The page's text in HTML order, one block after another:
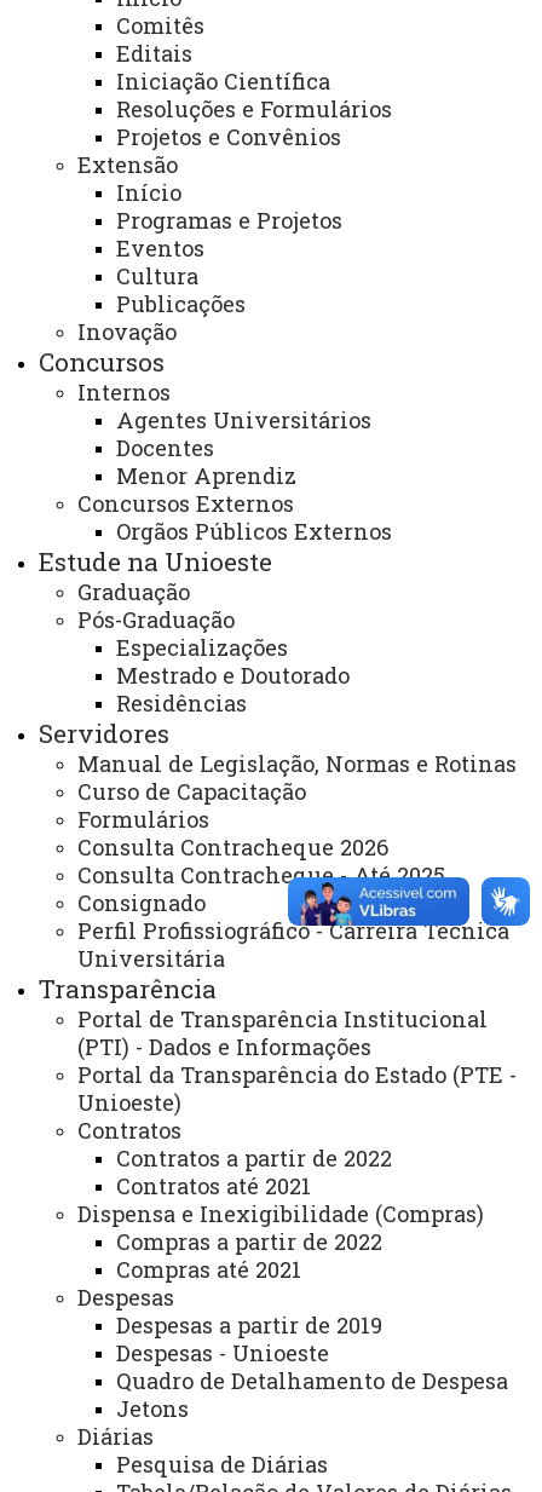
Comitês
Editais
Iniciação Científica
Resoluções e Formulários
Projetos e Convênios
Extensão
Início
Programas e Projetos
Eventos
Cultura
Publicações
Inovação
Concursos
Internos
Agentes Universitários
Docentes
Menor Aprendiz
Concursos Externos
Orgãos Públicos Externos
Estude na Unioeste
Graduação
Pós-Graduação
Especializações
Mestrado e Doutorado
Residências
Servidores
Manual de Legislação, Normas e Rotinas
Curso de Capacitação
Formulários
Consulta Contracheque 2026
Consulta Contracheque - Até 2025
Consignado
Perfil Profissiográfico - Carreira Técnica
Universitária
Transparência
Portal de Transparência Institucional
(PTI) - Dados e Informações
Portal da Transparência do Estado (PTE -
Unioeste)
Contratos
Contratos a partir de 2022
Contratos até 2021
Dispensa e Inexigibilidade (Compras)
Compras a partir de 2022
Compras até 2021
Despesas
Despesas a partir de 2019
Despesas - Unioeste
Quadro de Detalhamento de Despesa
Jetons
Diárias
Pesquisa de Diárias
Acesso Restrito (Editores do Portal)
Arquivo Virtual
Bibliotecas
Identidade Visual
Mapa do Site
Ouvidoria
Portal Office 365
Sistemas
Telefones
Webmail
Secretaria Geral
Gabinete Reitoria
Secretaria dos Conselhos Superiores
PRÓ-REITORIAS
Administração e Finanças
Extensão
Graduação
Pesquisa/Pós Graduação
Recursos Humanos
Planejamento
ASSESSORIAS
Assistência Estudantil
Auditoria Interna
Avaliação Institucional
Convênios e Captação de Recursos
Corregedoria da Unioeste
Comunicação Social
Igualdade e Promoção Social
Sistema de Controle Interno, Integridade e Compliance